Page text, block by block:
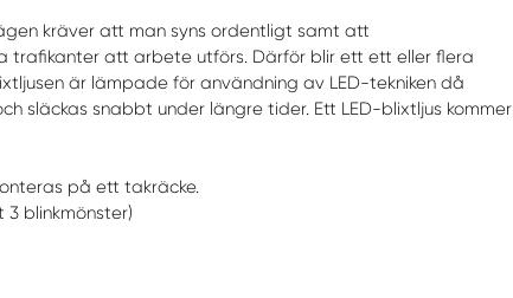
kräver att man syns ordentligt samt att
att arbete utförs. Därför blir ett ett eller flera
är lämpade för användning av LED-tekniken då
släckas snabbt under längre tider. Ett LED-blixtljus kommer
på ett takräcke.
blinkmönster)